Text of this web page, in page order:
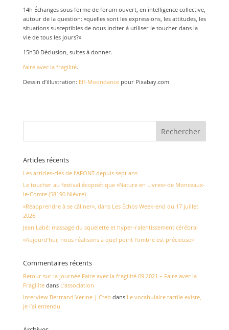
14h Échanges sous forme de forum ouvert, en intelligence collective,
autour de la question: «quelles sont les expressions, les attitudes, les
situations susceptibles de nous inciter à utiliser le toucher dans la
vie de tous les jours?»
15h30 Déclusion, suites à donner.
faire avec la fragilité.
Dessin d’illustration: Elf-Moondancepour Pixabay.com
Articles récents
Les articles-clés de l’AFONT depuis sept ans
Le toucher au festival écopoétique «Nature en Livres» de Monceaux-
le-Comte (58190 Nièvre)
«Réapprendre à se câliner», dans Les Échos Week-end du 17 juillet
2026
Jean Labé: massage du squelette et hyper-ralentissement cérébral
«Aujourd’hui, nous réalisons à quel point l’ombre est précieuse»
Commentaires récents
Retour sur la journée Faire avec la fragilité 09 2021 – Faire avec la
Fragilitedans L’association
Interview Bertrand Verine | Cteb dans Le vocabulaire tactile existe,
je l’ai entendu